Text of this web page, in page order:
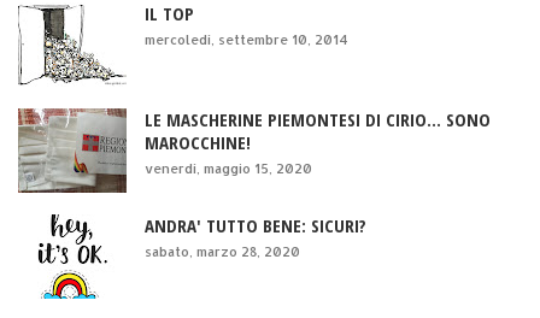
IL TOP
mercoledì, settembre 10, 2014
LE MASCHERINE PIEMONTESI DI CIRIO... SONO
MAROCCHINE!
venerdì, maggio 15, 2020
ANDRA' TUTTO BENE: SICURI?
sabato, marzo 28, 2020